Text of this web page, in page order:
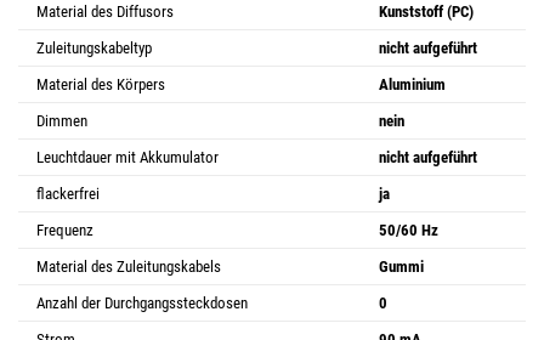
Material des Diffusors
Kunststoff (PC)
Zuleitungskabeltyp
nicht aufgeführt
Material des Körpers
Aluminium
Dimmen
nein
Leuchtdauer mit Akkumulator
nicht aufgeführt
flackerfrei
ja
Frequenz
50/60 Hz
Material des Zuleitungskabels
Gummi
Anzahl der Durchgangssteckdosen
0